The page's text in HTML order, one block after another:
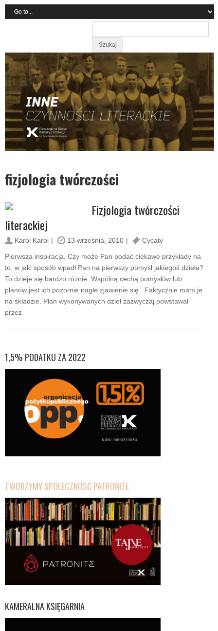
fizjologia twórczości
Fizjologia twórczości
literackiej
Karol Karol 13 września, 2010 Cycaty
Pierwsza inspiracja. Czy może Pan podać ciekawe przykłady na
to, w jaki sposób wpadł Pan na pierwszy pomysł jakiegoś dzieła?
To dzieje się bardzo różnie. Wspólną cechą pomysłów lub
planów jest ich pozornie nagłe zjawienie się. Faktycznie mam je
na składzie. Plan wykonywanych dzieł zazwyczaj powstawał
przez
1,5% PODATKU ZA 2022
TWORZYMY SPOŁECZNOŚĆ PATRONITE
KAMERALNA KSIĘGARNIA